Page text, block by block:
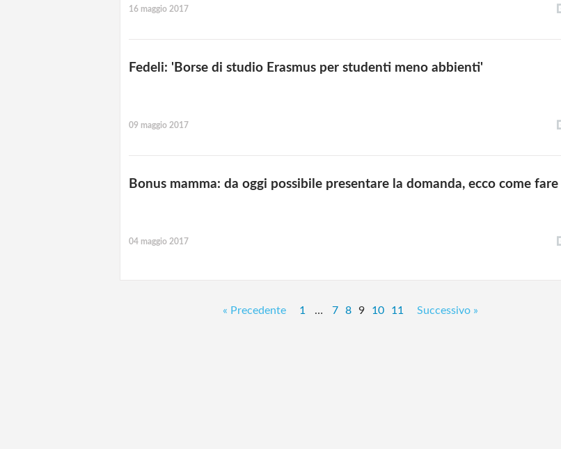
16 maggio 2017
Fedeli: 'Borse di studio Erasmus per studenti meno abbienti'
09 maggio 2017
Bonus mamma: da oggi possibile presentare la domanda, ecco come fare
04 maggio 2017
« Precedente 1 … 7 8 9 10 11 Successivo »